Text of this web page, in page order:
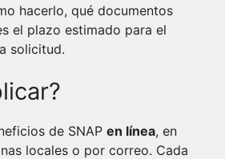
hacerlo, qué documentos
el plazo estimado para el
solicitud.
de SNAP en línea, en
locales o por correo. Cada